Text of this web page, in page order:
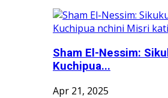
Sham El-Nessim:
Kuchipua...
Apr 21, 2025